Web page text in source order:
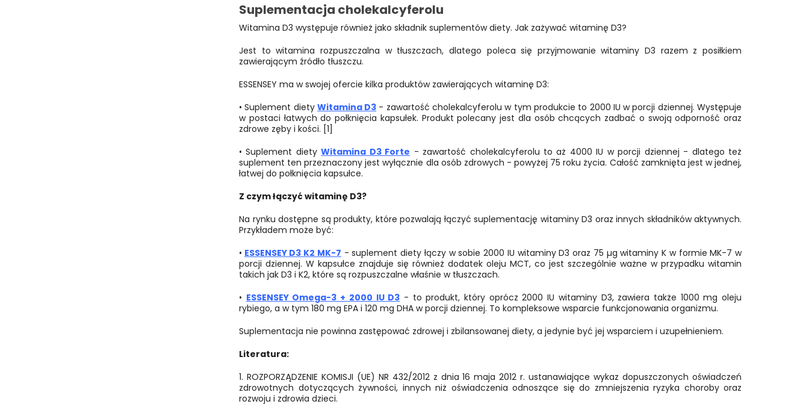
Suplementacja cholekalcyferolu
Witamina D3 występuje również jako składnik suplementów diety. Jak zażywać witaminę D3?
Jest to witamina rozpuszczalna w tłuszczach, dlatego poleca się przyjmowanie witaminy D3 razem z posiłkiem
zawierającym źródło tłuszczu.
ESSENSEY ma w swojej ofercie kilka produktów zawierających witaminę D3:
• Suplement diety Witamina D3 - zawartość cholekalcyferolu w tym produkcie to 2000 IU w porcji dziennej. Występuje
w postaci łatwych do połknięcia kapsułek. Produkt polecany jest dla osób chcących zadbać o swoją odporność oraz
zdrowe zęby i kości. [1]
• Suplement dietyWitamina D3 Forte - zawartość cholekalcyferolu to aż 4000 IU w porcji dziennej - dlatego też
suplement ten przeznaczony jest wyłącznie dla osób zdrowych - powyżej 75 roku życia. Całość zamknięta jest w jednej,
łatwej do połknięcia kapsułce.
Z czym łączyć witaminę D3?
Na rynku dostępne są produkty, które pozwalają łączyć suplementację witaminy D3 oraz innych składników aktywnych.
Przykładem może być:
• ESSENSEY D3 K2 MK-7 - suplement diety łączy w sobie 2000 IU witaminy D3 oraz 75 µg witaminy K w formie MK-7 w
porcji dziennej. W kapsułce znajduje się również dodatek oleju MCT, co jest szczególnie ważne w przypadku witamin
takich jak D3 i K2, które są rozpuszczalne właśnie w tłuszczach.
• ESSENSEY Omega-3 + 2000 IU D3 - to produkt, który oprócz 2000 IU witaminy D3, zawiera także 1000 mg oleju
rybiego, a w tym 180 mg EPA i 120 mg DHA w porcji dziennej. To kompleksowe wsparcie funkcjonowania organizmu.
Suplementacja nie powinna zastępować zdrowej i zbilansowanej diety, a jedynie być jej wsparciem i uzupełnieniem.
Literatura:
1. ROZPORZĄDZENIE KOMISJI (UE) NR 432/2012 z dnia 16 maja 2012 r. ustanawiające wykaz dopuszczonych oświadczeń
zdrowotnych dotyczących żywności, innych niż oświadczenia odnoszące się do zmniejszenia ryzyka choroby oraz
rozwoju i zdrowia dzieci.